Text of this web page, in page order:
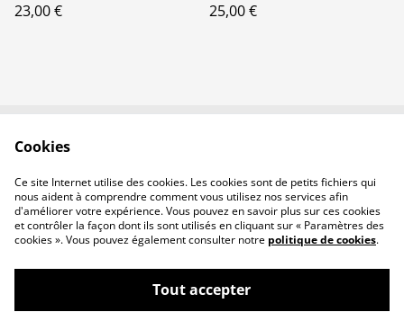
23,00 €
25,00 €
Politique de
confidentialité
Politique de cookies
©2026Crea Nulparailleur
Cookies
Ce site Internet utilise des cookies. Les cookies sont de petits fichiers qui
nous aident à comprendre comment vous utilisez nos services afin
d'améliorer votre expérience. Vous pouvez en savoir plus sur ces cookies
et contrôler la façon dont ils sont utilisés en cliquant sur « Paramètres des
cookies ». Vous pouvez également consulter notre politique de cookies.
Tout accepter